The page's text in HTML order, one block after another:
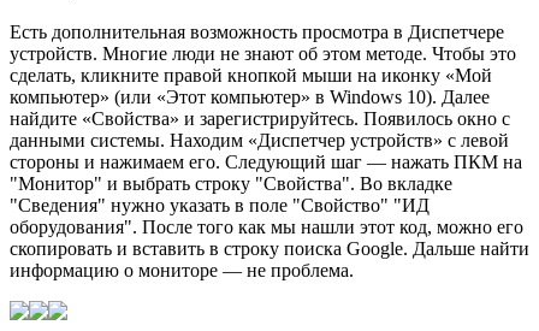
Есть дополнительная возможность просмотра в Диспетчере
устройств. Многие люди не знают об этом методе. Чтобы это
сделать, кликните правой кнопкой мыши на иконку «Мой
компьютер» (или «Этот компьютер» в Windows 10). Далее
найдите «Свойства» и зарегистрируйтесь. Появилось окно с
данными системы. Находим «Диспетчер устройств» с левой
стороны и нажимаем его. Следующий шаг — нажать ПКМ на
"Монитор" и выбрать строку "Свойства". Во вкладке
"Сведения" нужно указать в поле "Свойство" "ИД
оборудования". После того как мы нашли этот код, можно его
скопировать и вставить в строку поиска Google. Дальше найти
информацию о мониторе — не проблема.